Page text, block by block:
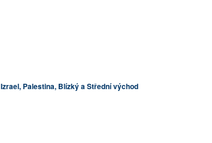
Izrael, Palestina, Blízký a Střední východ